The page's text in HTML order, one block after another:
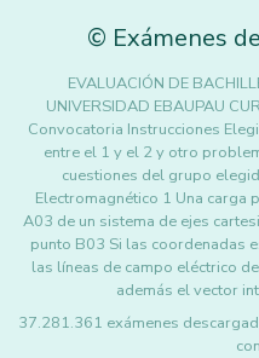
© Exámenes
EVALUACIÓN DE
UNIVERSIDAD EBAUPAU
Convocatoria Instrucciones
entre el 1 y el 2 y otro
cuestiones del grupo
Electromagnético 1 Una carga
A03 de un sistema de ejes
punto B03 Si las coordenadas
las líneas de campo eléctrico
además el vector
37.281.361 exámenes